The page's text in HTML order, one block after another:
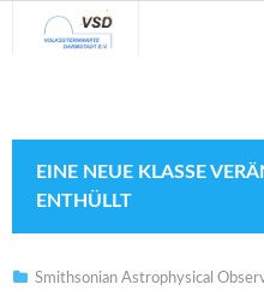
Veranstaltungen
Verein
EINE NEUE KLASSE
ENTHÜLLT
Smithsonian Astrophysical